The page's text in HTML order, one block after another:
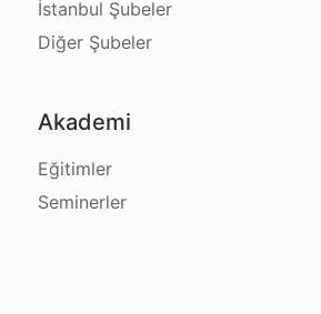
İstanbul Şubeler
Diğer Şubeler
Akademi
Eğitimler
Seminerler